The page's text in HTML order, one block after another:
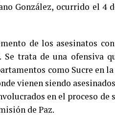
González, ocurrido el 4
de los asesinatos
trata de una ofensiva
como Sucre en
vienen siendo
en el proceso de
de Paz.